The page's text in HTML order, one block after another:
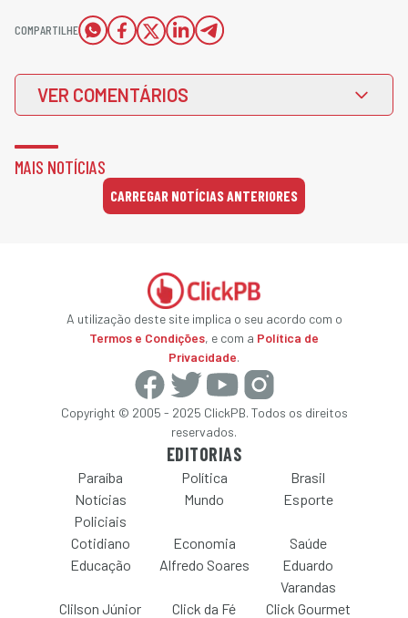
COMPARTILHE
VER COMENTÁRIOS
MAIS NOTÍCIAS
CARREGAR NOTÍCIAS ANTERIORES
A utilização deste site implica o seu acordo com o
Termos e Condições, e com a Política de
Privacidade.
Copyright © 2005 - 2025 ClickPB. Todos os direitos
reservados.
EDITORIAS
Paraíba Política
Brasil
Notícias
Policiais
Mundo Esporte
Cotidiano Economia
Saúde
Educação
Alfredo Soares
Eduardo
Varandas
Clilson Júnior
Click da Fé Click Gourmet